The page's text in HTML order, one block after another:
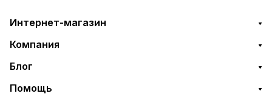
Интернет-магазин
Компания
Блог
Помощь